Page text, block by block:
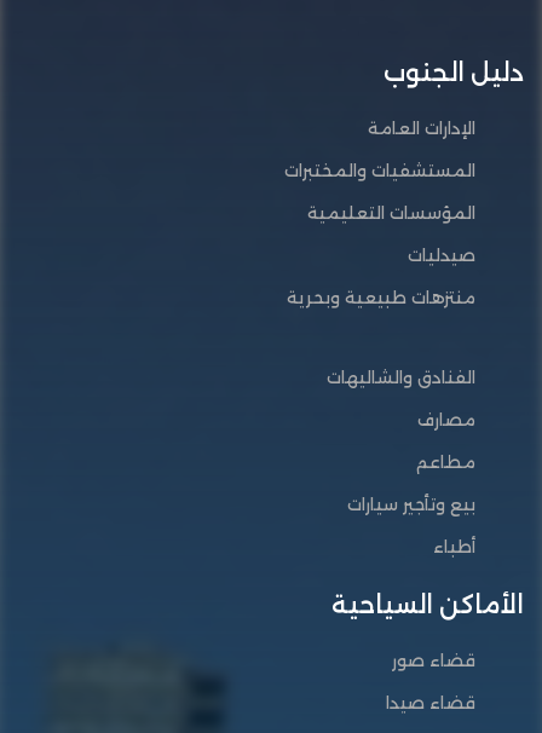
دليل الجنوب
الإدارات العامة
المستشفيات والمختبرات
المؤسسات التعليمية
صيدليات
منتزهات طبيعية وبحرية
الفنادق والشاليهات
مصارف
مطاعم
بيع وتأجير سيارات
أطباء
الأماكن السياحية
قضاء صور
قضاء صيدا